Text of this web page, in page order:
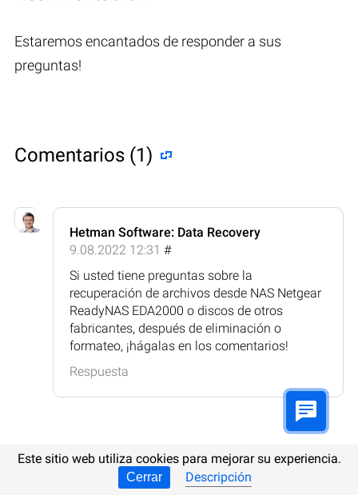
Estaremos encantados de responder a sus
preguntas!
Comentarios (1)
Hetman Software: Data Recovery
9.08.2022 12:31 #
Si usted tiene preguntas sobre la
recuperación de archivos desde NAS Netgear
ReadyNAS EDA2000 o discos de otros
fabricantes, después de eliminación o
formateo, ¡hágalas en los comentarios!
Respuesta
Publicar comentario
Este sitio web utiliza cookies para mejorar su experiencia.
Cerrar Descripción